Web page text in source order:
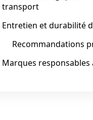
transport
Entretien et durabilité
Recommandations
Marques responsables